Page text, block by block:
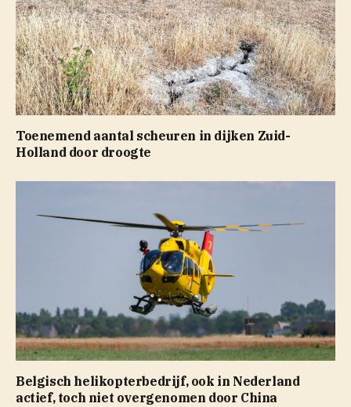
Toenemend aantal scheuren in dijken Zuid-
Holland door droogte
Belgisch helikopterbedrijf, ook in Nederland
actief, toch niet overgenomen door China